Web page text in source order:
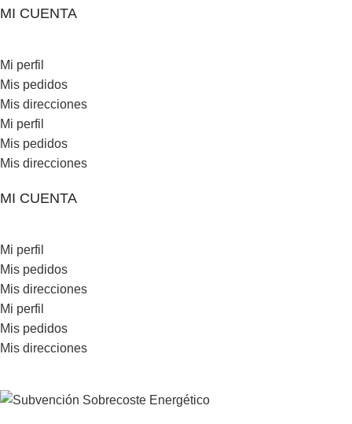
MI CUENTA
Mi perfil
Mis pedidos
Mis direcciones
Mi perfil
Mis pedidos
Mis direcciones
MI CUENTA
Mi perfil
Mis pedidos
Mis direcciones
Mi perfil
Mis pedidos
Mis direcciones